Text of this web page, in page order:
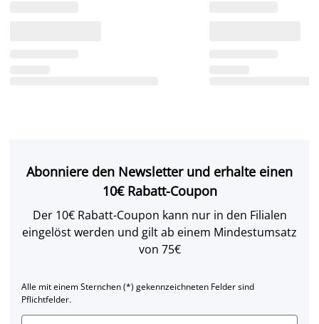
Abonniere den Newsletter und erhalte einen
10€ Rabatt-Coupon
Der 10€ Rabatt-Coupon kann nur in den Filialen
eingelöst werden und gilt ab einem Mindestumsatz
von 75€
Alle mit einem Sternchen (*) gekennzeichneten Felder sind
Pflichtfelder.